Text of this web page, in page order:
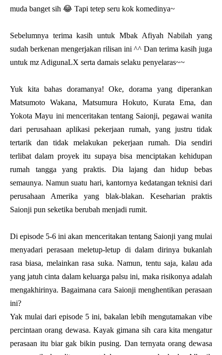
muda banget sih 😂 Tapi tetep seru kok komedinya~
Sebelumnya terima kasih untuk Mbak Afiyah Nabilah yang
sudah berkenan mengerjakan rilisan ini ^^ Dan terima kasih juga
untuk mz AdigunaLX serta damais selaku penyelaras~~
Yuk kita bahas doramanya! Oke, dorama yang diperankan
Matsumoto Wakana, Matsumura Hokuto, Kurata Ema, dan
Yokota Mayu ini menceritakan tentang Saionji, pegawai wanita
dari perusahaan aplikasi pekerjaan rumah, yang justru tidak
tertarik dan tidak melakukan pekerjaan rumah. Dia sendiri
terlibat dalam proyek itu supaya bisa menciptakan kehidupan
rumah tangga yang praktis. Dia lajang dan hidup bebas
semaunya. Namun suatu hari, kantornya kedatangan teknisi dari
perusahaan Amerika yang blak-blakan. Keseharian praktis
Saionji pun seketika berubah menjadi rumit.
Di episode 5-6 ini akan menceritakan tentang Saionji yang mulai
menyadari perasaan meletup-letup di dalam dirinya bukanlah
rasa biasa, melainkan rasa suka. Namun, tentu saja, kalau ada
yang jatuh cinta dalam keluarga palsu ini, maka risikonya adalah
mengakhirinya. Bagaimana cara Saionji menghentikan perasaan
ini?
Yak mulai dari episode 5 ini, bakalan lebih mengutamakan vibe
percintaan orang dewasa. Kayak gimana sih cara kita mengatur
perasaan itu biar gak bikin pusing. Dan ternyata orang dewasa